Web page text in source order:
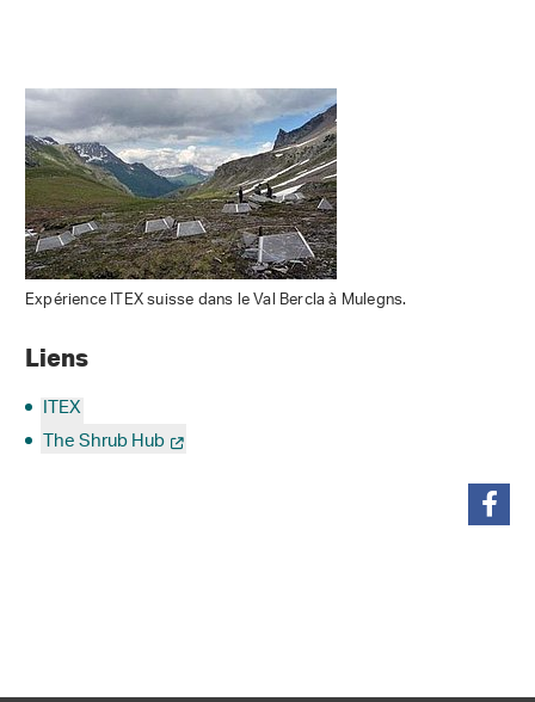
Expérience ITEX suisse dans le Val Bercla à Mulegns.
Liens
ITEX
The Shrub Hub